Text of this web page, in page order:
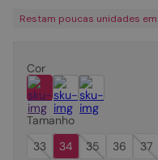
Restam poucas unidades
Cor
Tamanho
33
34 35 36 37
6º
tamanco
sapatilha
óculos
10º couro